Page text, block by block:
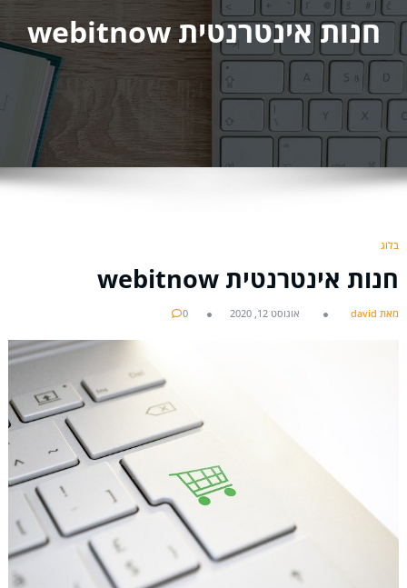
חנות אינטרנטית webitnow
בלוג
חנות אינטרנטית webitnow
מאת david אוגוסט 12, 2020 0